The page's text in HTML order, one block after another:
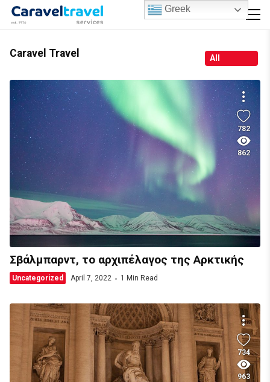
Caravel Travel All
782
862
Σβάλμπαρντ, το αρχιπέλαγος της Αρκτικής
Uncategorized April 7, 2022 1 Min Read
734
963
Greek